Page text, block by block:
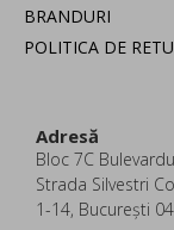
BRANDURI
POLITICA DE
Adresă
Bloc 7C
Strada Silvestri
1-14, București